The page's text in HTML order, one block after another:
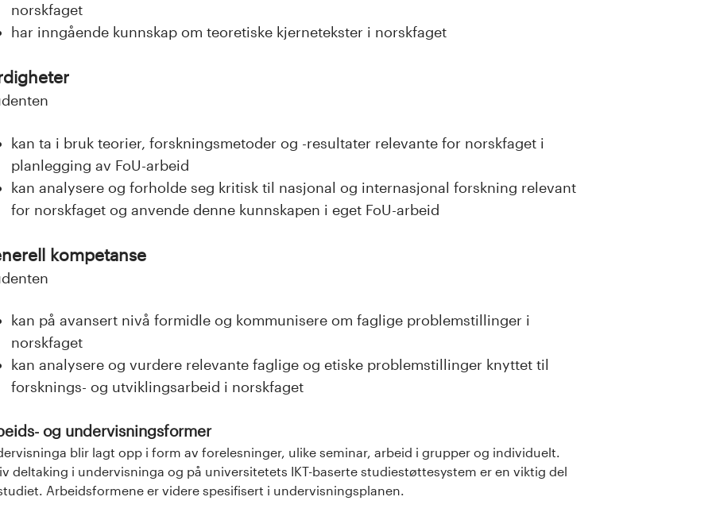
norskfaget
har inngående kunnskap om teoretiske kjernetekster i norskfaget
kan ta i bruk teorier, forskningsmetoder og -resultater relevante for norskfaget i
planlegging av FoU-arbeid
kan analysere og forholde seg kritisk til nasjonal og internasjonal forskning relevant
for norskfaget og anvende denne kunnskapen i eget FoU-arbeid
kompetanse
kan på avansert nivå formidle og kommunisere om faglige problemstillinger i
norskfaget
kan analysere og vurdere relevante faglige og etiske problemstillinger knyttet til
forsknings- og utviklingsarbeid i norskfaget
og undervisningsformer
blir lagt opp i form av forelesninger, ulike seminar, arbeid i grupper og individuelt.
deltaking i undervisninga og på universitetets IKT-baserte studiestøttesystem er en viktig del
Arbeidsformene er videre spesifisert i undervisningsplanen.